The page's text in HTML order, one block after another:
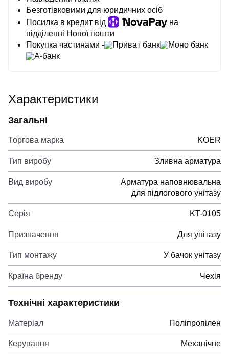
Безготівковими для юридичних осіб
Посилка в кредит від
на
відділенні Нової пошти
Покупка частинами -
Приват банк
Моно банк
А-банк
Характеристики
Загальні
Торгова марка KOER
Тип виробу Зливна арматура
Вид виробу
Арматура наповнювальна
для підлогового унітазу
Серія KT-0105
Призначення Для унітазу
Тип монтажу У бачок унітазу
Країна бренду Чехія
Технічні характеристики
Матеріал Поліпропілен
Керування Механічне